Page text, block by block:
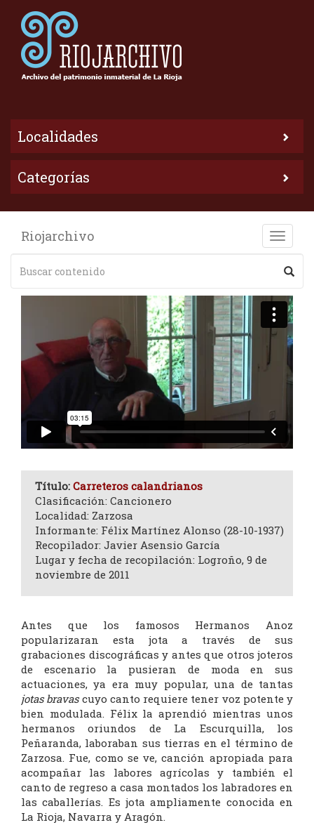
Localidades
Categorías
Toggle
Riojarchivo
Título: Carreteros calandrianos
Clasificación: Cancionero
Localidad: Zarzosa
Informante: Félix Martínez Alonso (28-10-1937)
Recopilador: Javier Asensio García
Lugar y fecha de recopilación: Logroño, 9 de
noviembre de 2011
Antes que los famosos Hermanos Anoz
popularizaran esta jota a través de sus
grabaciones discográficas y antes que otros joteros
de escenario la pusieran de moda en sus
actuaciones, ya era muy popular, una de tantas
jotas bravas cuyo canto requiere tener voz potente y
bien modulada. Félix la aprendió mientras unos
hermanos oriundos de La Escurquilla, los
Peñaranda, laboraban sus tierras en el término de
Zarzosa. Fue, como se ve, canción apropiada para
acompañar las labores agrícolas y también el
canto de regreso a casa montados los labradores en
las caballerías. Es jota ampliamente conocida en
La Rioja, Navarra y Aragón.